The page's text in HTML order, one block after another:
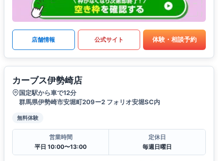
店舗情報 公式サイト 体験・相談予約
カーブス伊勢崎店
国定駅から車で12分
群馬県伊勢崎市安堀町209ー2 フォリオ安堀SC内
無料体験
営業時間
平日 10:00〜13:00
定休日
毎週日曜日